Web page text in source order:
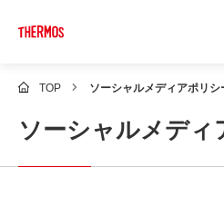
TOP ソーシャルメディアポリシ
ソーシャルメディ